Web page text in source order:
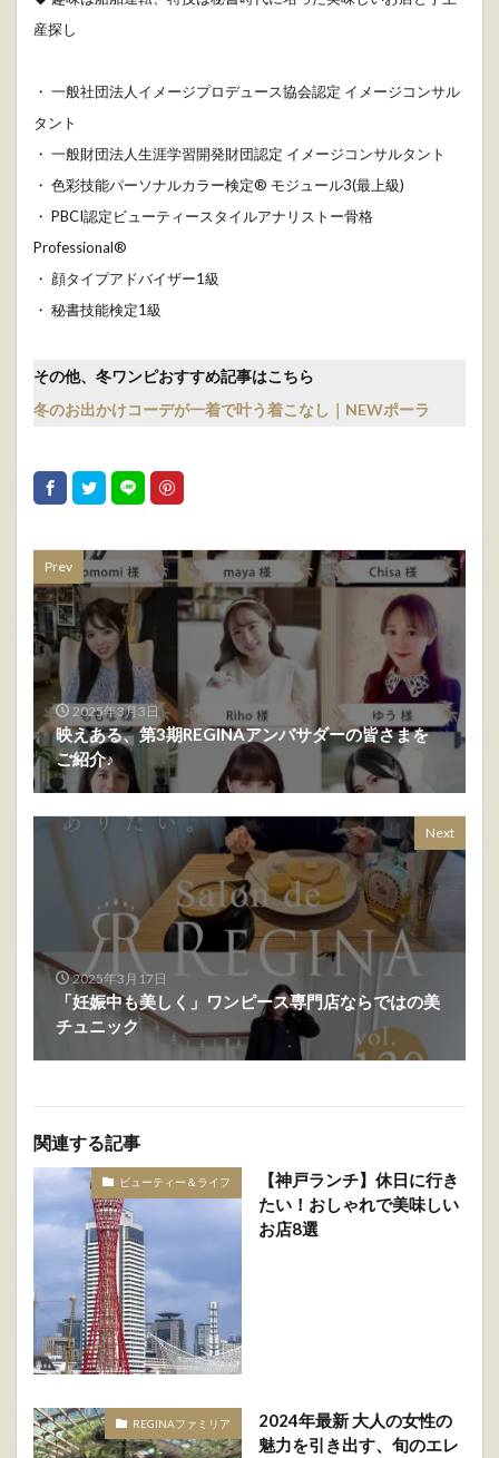
産探し
・ 一般社団法人イメージプロデュース協会認定 イメージコンサル
タント
・ 一般財団法人生涯学習開発財団認定 イメージコンサルタント
・ 色彩技能パーソナルカラー検定® モジュール3(最上級)
・ PBCI認定ビューティースタイルアナリストー骨格
Professional®
・ 顔タイプアドバイザー1級
・ 秘書技能検定1級
その他、冬ワンピおすすめ記事はこちら
冬のお出かけコーデが一着で叶う着こなし｜NEWポーラ
Prev
2025年3月3日
映えある、第3期REGINAアンバサダーの皆さまを
ご紹介♪
Next
2025年3月17日
「妊娠中も美しく」ワンピース専門店ならではの美
チュニック
関連する記事
ビューティー＆ライフ
【神戸ランチ】休日に行き
たい！おしゃれで美味しい
お店8選
REGINAファミリア
2024年最新 大人の女性の
魅力を引き出す、旬のエレ